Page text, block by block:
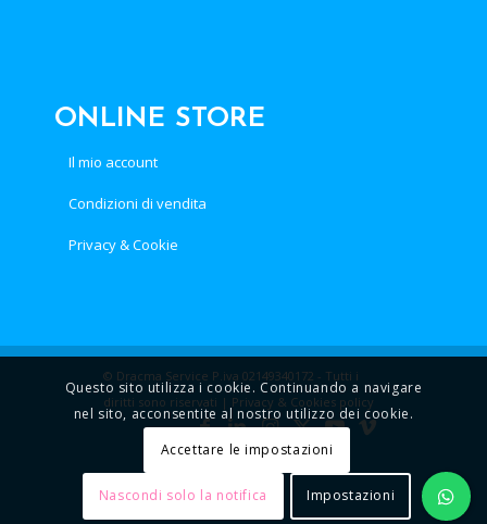
ONLINE STORE
Il mio account
Condizioni di vendita
Privacy & Cookie
© Dracma Service P.iva 02149340172 - Tutti i
diritti sono riservati | Privacy & Cookies policy
Questo sito utilizza i cookie. Continuando a navigare
nel sito, acconsentite al nostro utilizzo dei cookie.
Accettare le impostazioni
Nascondi solo la notifica Impostazioni